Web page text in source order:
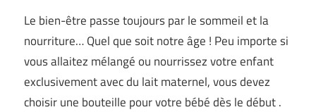
Le bien-être passe toujours par le sommeil et la
nourriture… Quel que soit notre âge ! Peu importe si
vous allaitez mélangé ou nourrissez votre enfant
exclusivement avec du lait maternel, vous devez
choisir une bouteille pour votre bébé dès le début .